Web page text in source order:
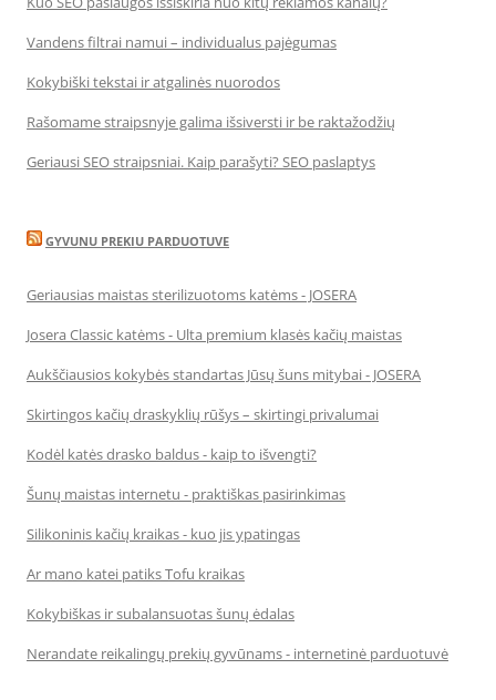
Vandens filtrai namui – individualus pajėgumas
Kokybiški tekstai ir atgalinės nuorodos
Rašomame straipsnyje galima išsiversti ir be raktažodžių
Geriausi SEO straipsniai. Kaip parašyti? SEO paslaptys
GYVUNU PREKIU PARDUOTUVE
Geriausias maistas sterilizuotoms katėms - JOSERA
Josera Classic katėms - Ulta premium klasės kačių maistas
Aukščiausios kokybės standartas Jūsų šuns mitybai - JOSERA
Skirtingos kačių draskyklių rūšys – skirtingi privalumai
Kodėl katės drasko baldus - kaip to išvengti?
Šunų maistas internetu - praktiškas pasirinkimas
Silikoninis kačių kraikas - kuo jis ypatingas
Ar mano katei patiks Tofu kraikas
Kokybiškas ir subalansuotas šunų ėdalas
Nerandate reikalingų prekių gyvūnams - internetinė parduotuvė